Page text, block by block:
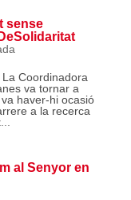
sense
Coordinadora
va tornar a
haver-hi ocasió
a la recerca
al Senyor en